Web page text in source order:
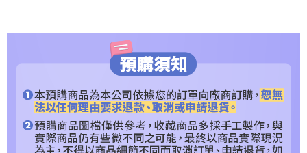
【「AFTEE先享後付」結帳流程】
１．於結帳方式選擇「AFTEE先享後付」後，將跳轉至「AFTEE先享後付」
結帳頁面，進行簡訊認證並確認金額後，即可完成結帳。
３．收到繳費通知簡訊後14天內，點擊此簡訊中的連結，可透過四大超商／
ATM／網路銀行／等多元方式進行付款，方視為交易完成。
※ 請注意：結帳手續完成當下不需立刻繳費，但若您需要取消訂單，請聯絡
購買商品的店家。未經商家同意取消之訂單仍視為有效，需透過AFTEE先享
後付繳納相關費用。
每筆NT$120，滿NT$1,200(含以上)免運費
每筆NT$300